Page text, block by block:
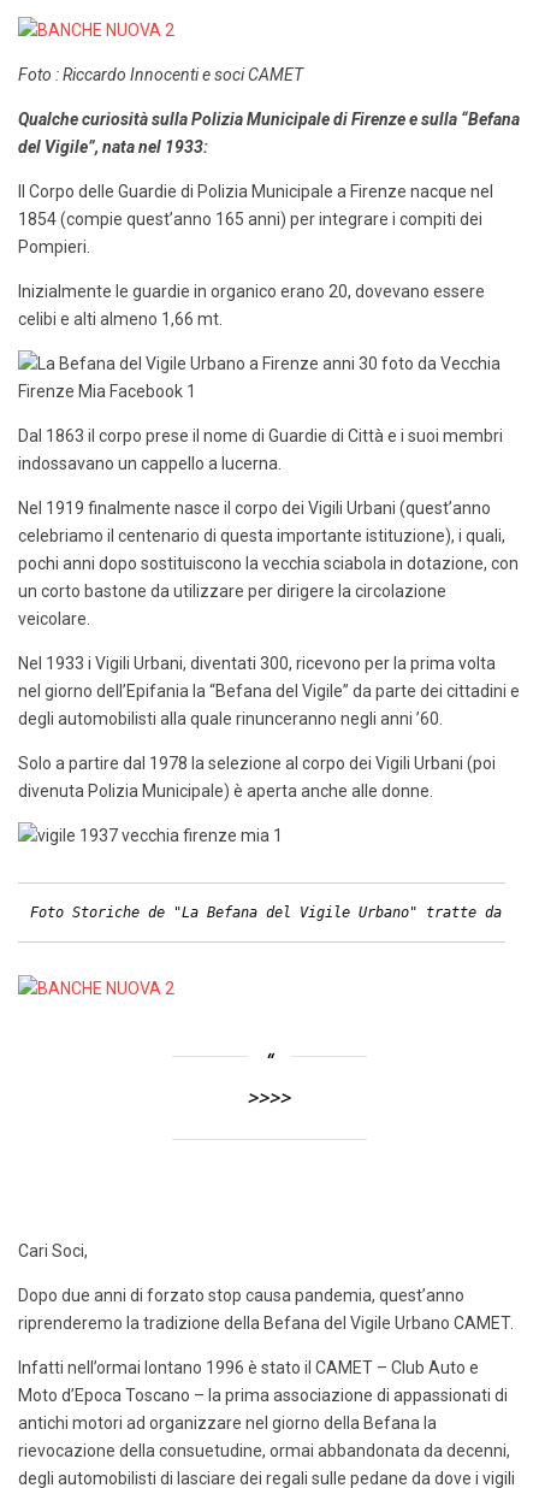
Foto : Riccardo Innocenti e soci CAMET
Qualche curiosità sulla Polizia Municipale di Firenze e sulla “Befana
del Vigile”, nata nel 1933:
Il Corpo delle Guardie di Polizia Municipale a Firenze nacque nel
1854 (compie quest’anno 165 anni) per integrare i compiti dei
Pompieri.
Inizialmente le guardie in organico erano 20, dovevano essere
celibi e alti almeno 1,66 mt.
Dal 1863 il corpo prese il nome di Guardie di Città e i suoi membri
indossavano un cappello a lucerna.
Nel 1919 finalmente nasce il corpo dei Vigili Urbani (quest’anno
celebriamo il centenario di questa importante istituzione), i quali,
pochi anni dopo sostituiscono la vecchia sciabola in dotazione, con
un corto bastone da utilizzare per dirigere la circolazione
veicolare.
Nel 1933 i Vigili Urbani, diventati 300, ricevono per la prima volta
nel giorno dell’Epifania la “Befana del Vigile” da parte dei cittadini e
degli automobilisti alla quale rinunceranno negli anni ’60.
Solo a partire dal 1978 la selezione al corpo dei Vigili Urbani (poi
divenuta Polizia Municipale) è aperta anche alle donne.
Foto Storiche de "La Befana del Vigile Urbano" tratte da
>>>>
Cari Soci,
Dopo due anni di forzato stop causa pandemia, quest’anno
riprenderemo la tradizione della Befana del Vigile Urbano CAMET.
Infatti nell’ormai lontano 1996 è stato il CAMET – Club Auto e
Moto d’Epoca Toscano – la prima associazione di appassionati di
antichi motori ad organizzare nel giorno della Befana la
rievocazione della consuetudine, ormai abbandonata da decenni,
degli automobilisti di lasciare dei regali sulle pedane da dove i vigili